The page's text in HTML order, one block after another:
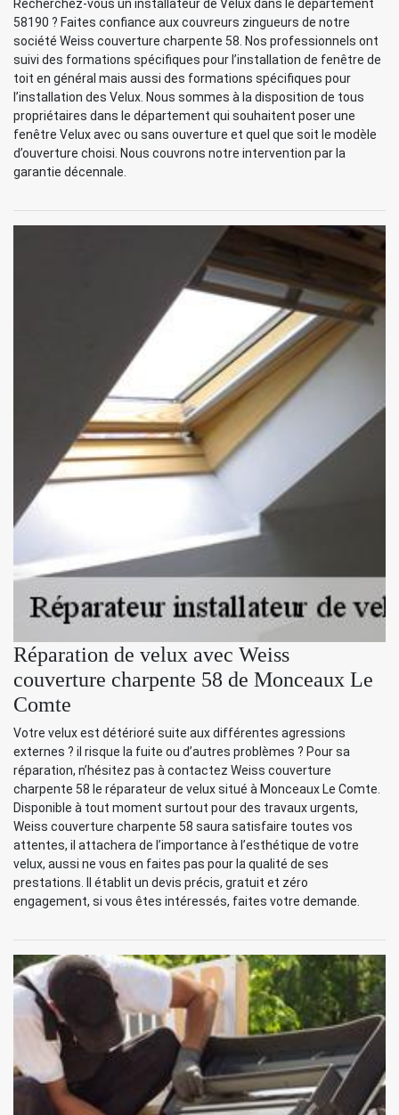
Recherchez-vous un installateur de Velux dans le département
58190 ? Faites confiance aux couvreurs zingueurs de notre
société Weiss couverture charpente 58. Nos professionnels ont
suivi des formations spécifiques pour l’installation de fenêtre de
toit en général mais aussi des formations spécifiques pour
l’installation des Velux. Nous sommes à la disposition de tous
propriétaires dans le département qui souhaitent poser une
fenêtre Velux avec ou sans ouverture et quel que soit le modèle
d’ouverture choisi. Nous couvrons notre intervention par la
garantie décennale.
Réparation de velux avec Weiss
couverture charpente 58 de Monceaux Le
Comte
Votre velux est détérioré suite aux différentes agressions
externes ? il risque la fuite ou d’autres problèmes ? Pour sa
réparation, n’hésitez pas à contactez Weiss couverture
charpente 58 le réparateur de velux situé à Monceaux Le Comte.
Disponible à tout moment surtout pour des travaux urgents,
Weiss couverture charpente 58 saura satisfaire toutes vos
attentes, il attachera de l’importance à l’esthétique de votre
velux, aussi ne vous en faites pas pour la qualité de ses
prestations. Il établit un devis précis, gratuit et zéro
engagement, si vous êtes intéressés, faites votre demande.